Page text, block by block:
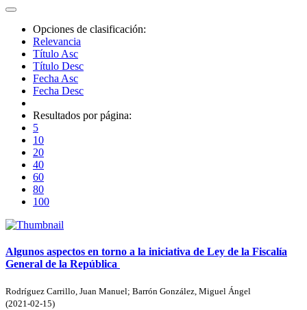
Opciones de clasificación:
Relevancia
Título Asc
Título Desc
Fecha Asc
Fecha Desc
Resultados por página:
5
10
20
40
60
80
100
Algunos aspectos en torno a la iniciativa de Ley de la Fiscalía
General de la República
Rodríguez Carrillo, Juan Manuel; Barrón González, Miguel Ángel
(2021-02-15)